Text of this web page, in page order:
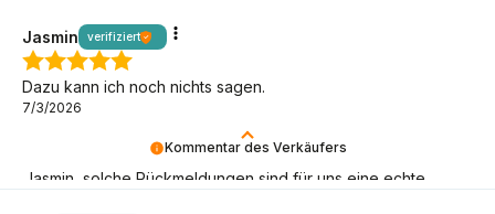
Kommentar des Verkäufers
Jasmin, solche Rückmeldungen sind für uns eine echte
Jasmin verifiziert
Dazu kann ich noch nichts sagen.
7/3/2026